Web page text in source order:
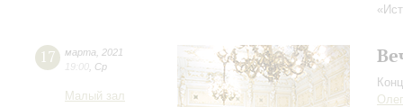
17 марта
2021
19:00 Ср
Малый зал